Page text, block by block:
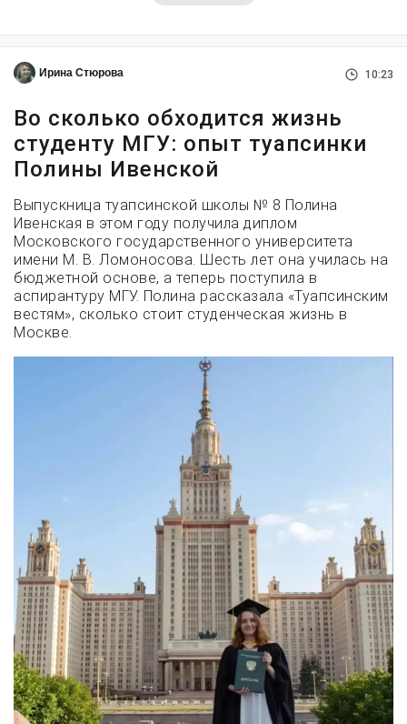
Ирина Стюрова 10:23
Во сколько обходится жизнь
студенту МГУ: опыт туапсинки
Полины Ивенской
Выпускница туапсинской школы № 8 Полина
Ивенская в этом году получила диплом
Московского государственного университета
имени М. В. Ломоносова. Шесть лет она училась на
бюджетной основе, а теперь поступила в
аспирантуру МГУ. Полина рассказала «Туапсинским
вестям», сколько стоит студенческая жизнь в
Москве.